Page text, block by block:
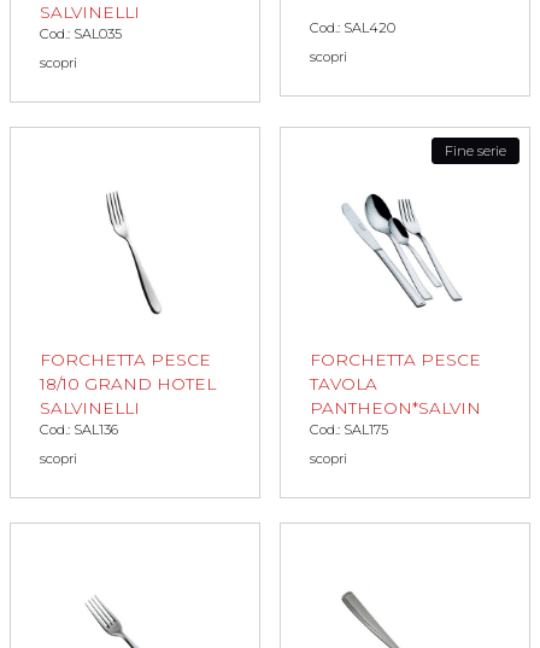
SALVINELLI
Cod.: SAL035
scopri
Cod.: SAL420
scopri
FORCHETTA PESCE
18/10 GRAND HOTEL
SALVINELLI
Cod.: SAL136
scopri
Fine serie
FORCHETTA PESCE
TAVOLA
PANTHEON*SALVIN
Cod.: SAL175
scopri